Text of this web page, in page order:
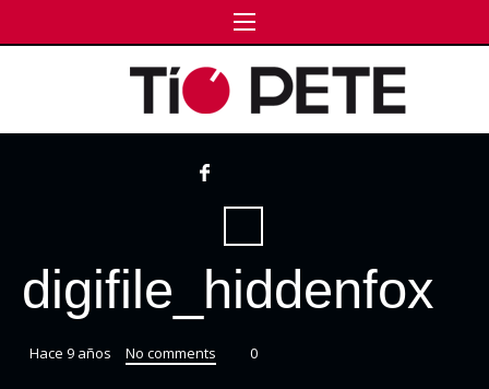
digifile_hiddenfox
Hace 9 años No comments 0